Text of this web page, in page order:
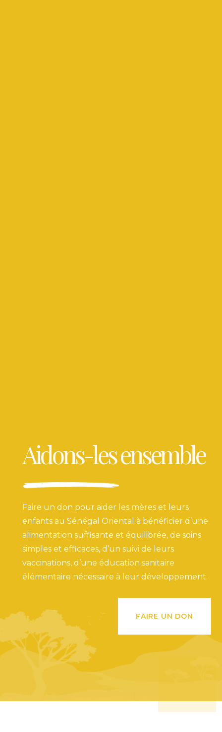
Aidons-les ensemble
Faire un don pour aider les mères et leurs
enfants au Sénégal Oriental à bénéficier d’une
alimentation suffisante et équilibrée, de soins
simples et efficaces, d’un suivi de leurs
vaccinations, d’une éducation sanitaire
élémentaire nécessaire à leur développement.
FAIRE UN DON